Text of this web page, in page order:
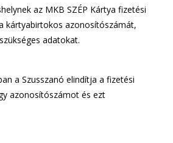
az MKB SZÉP Kártya fizetési
kártyabirtokos azonosítószámát,
adatokat.
a Szusszanó elindítja a fizetési
azonosítószámot és ezt